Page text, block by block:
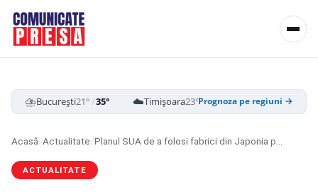
⛈️București21°/35° ☁️Timișoara23°/38° ☁️Cluj-Napoca
Prognoza pe regiuni →
Acasă/Actualitate/
ACTUALITATE